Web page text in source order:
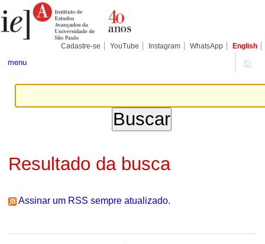
para
conteúdo.
Pessoais
Cadastre-se YouTube Instagram WhatsApp English
menu
Resultado da busca
Assinar um RSS sempre atualizado.